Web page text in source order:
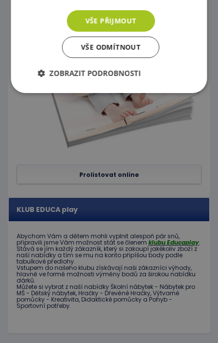
Prolistovat online
KLUB EDUCA play
Abychom Vám a dětem mohli vyplnit alespoň pár snů,
připravili jsmeVám možnost stát se členem klubuEducaplay.
Stává se jím každý zákazník, který si zakoupí jakékoliv zboží z
naší nabídky a tím se mu na konto připíšou body podle
tabulkové předlohy.
Vstupem do našeho klubu získávají naši zákazníci výhody,
hlavně veformě možnosti výměny bodů za širokou nabídku
dárků.
Můžete si vybrat z naší nabídkyŠkolní nábytek- Nábytek pro
MŠ- Dětský nábytek, Hračky- Dřevěné Hračky,Výtvarné
pomůcky- Kreativita, Didaktické pomůcky a Pohyb-
Sportovní potřeby.
VŠE PŘIJMOUT
VŠE ODMÍTNOUT
ZOBRAZIT PODROBNOSTI
Nezbytně nutné soubory
Výkonové soubory
Soubory cílení
Funkční soubory
Nezbytně nutné soubory cookie umožňují základní
Doména
PHPSESSID
www.educaplay.cz
na
PHP.